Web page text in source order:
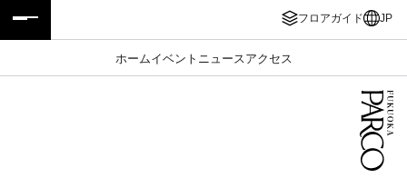
フロアガイド JP
ホームイベント ニュース アクセス
レストラン・カフェ
ภาษาไทย